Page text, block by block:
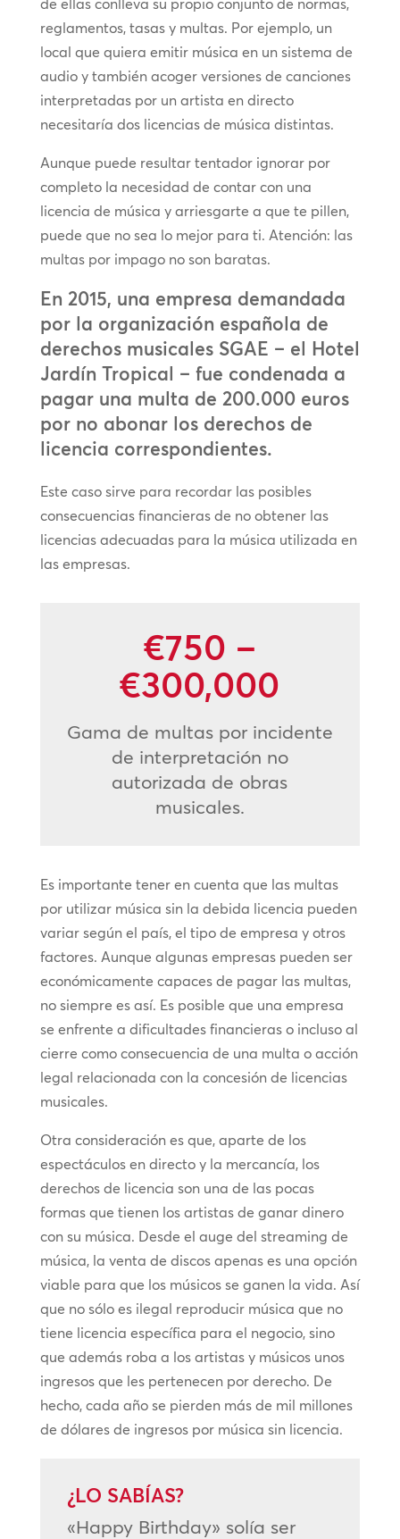
de ellas conlleva su propio conjunto de normas,
reglamentos, tasas y multas. Por ejemplo, un
local que quiera emitir música en un sistema de
audio y también acoger versiones de canciones
interpretadas por un artista en directo
necesitaría dos licencias de música distintas.
Aunque puede resultar tentador ignorar por
completo la necesidad de contar con una
licencia de música y arriesgarte a que te pillen,
puede que no sea lo mejor para ti. Atención: las
multas por impago no son baratas.
En 2015, una empresa demandada
por la organización española de
derechos musicales SGAE – el Hotel
Jardín Tropical – fue condenada a
pagar una multa de 200.000 euros
por no abonar los derechos de
licencia correspondientes.
Este caso sirve para recordar las posibles
consecuencias financieras de no obtener las
licencias adecuadas para la música utilizada en
las empresas.
€750 –
€300,000
Gama de multas por incidente
de interpretación no
autorizada de obras
musicales.
Es importante tener en cuenta que las multas
por utilizar música sin la debida licencia pueden
variar según el país, el tipo de empresa y otros
factores. Aunque algunas empresas pueden ser
económicamente capaces de pagar las multas,
no siempre es así. Es posible que una empresa
se enfrente a dificultades financieras o incluso al
cierre como consecuencia de una multa o acción
legal relacionada con la concesión de licencias
musicales.
Otra consideración es que, aparte de los
espectáculos en directo y la mercancía, los
derechos de licencia son una de las pocas
formas que tienen los artistas de ganar dinero
con su música. Desde el auge del streaming de
música, la venta de discos apenas es una opción
viable para que los músicos se ganen la vida. Así
que no sólo es ilegal reproducir música que no
tiene licencia específica para el negocio, sino
que además roba a los artistas y músicos unos
ingresos que les pertenecen por derecho. De
hecho, cada año se pierden más de mil millones
de dólares de ingresos por música sin licencia.
¿LO SABÍAS?
«Happy Birthday» solía ser